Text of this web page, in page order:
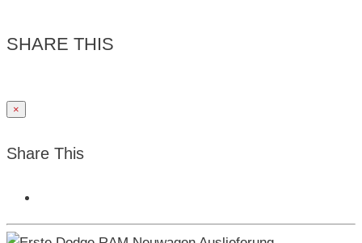
SHARE THIS
×
Share This